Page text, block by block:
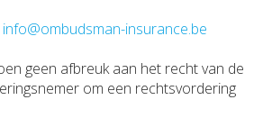
info@ombudsman-insurance.be
geen afbreuk aan het recht van de
om een rechtsvordering